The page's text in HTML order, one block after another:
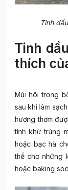
Tinh
Tinh
thích
Mùi hôi trong
sau khi làm
hương thơm
tính khử trùng
hoặc bạc hà
thể cho những
hoặc baking